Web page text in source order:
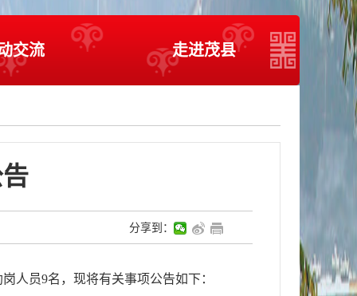
交流 走进茂县
分享到：
岗人员9名，现将有关事项公告如下：